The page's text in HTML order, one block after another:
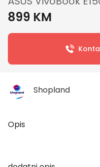
899 KM
Shopland
Opis